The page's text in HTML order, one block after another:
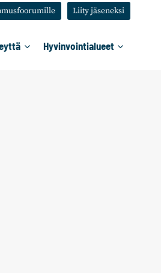
Liity jäseneksi
Hyvinvointialueet